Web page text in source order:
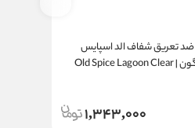
ضد تعریق شفاف الد اسپایس
مدل لاگون | Old Spice Lagoon Clear
1,343,000